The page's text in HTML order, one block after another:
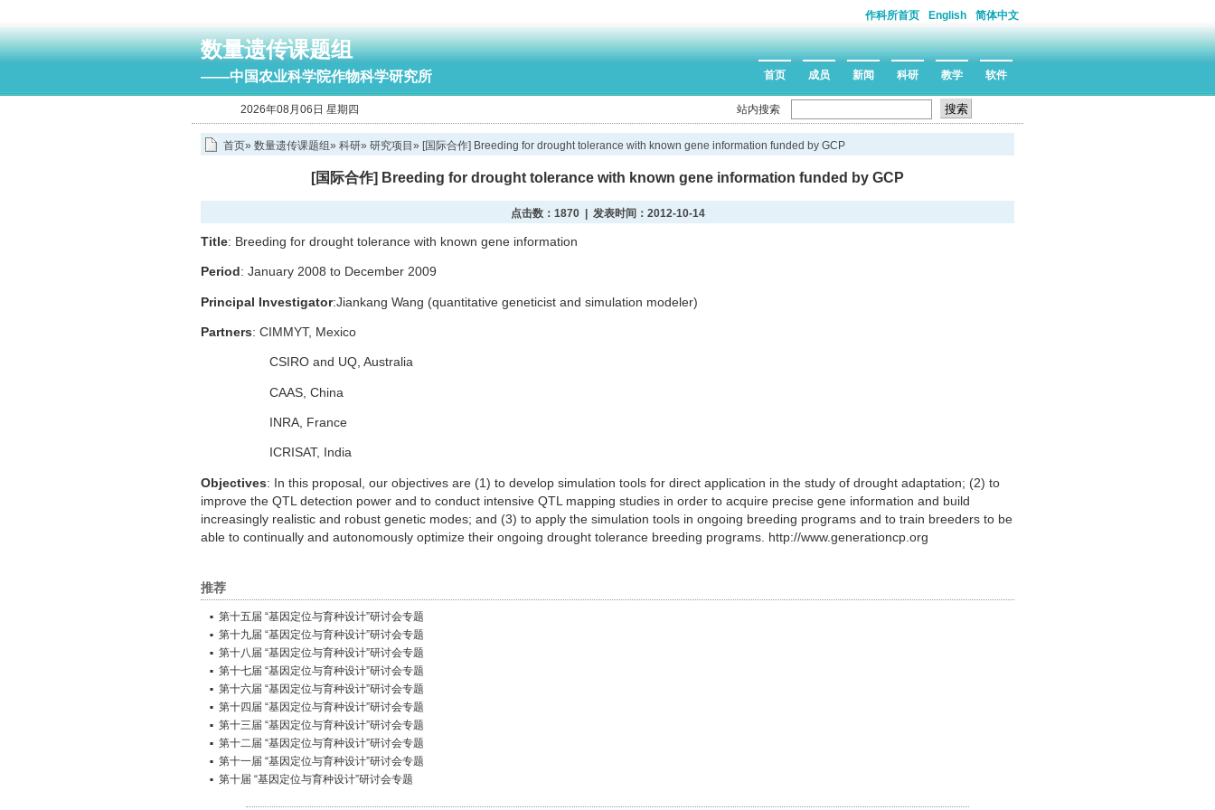
作科所首页 English 简体中文
数量遗传课题组
——中国农业科学院作物科学研究所 首页 成员 新闻 科研 教学 软件
2026年08月06日 星期四 站内搜索
首页» 数量遗传课题组» 科研» 研究项目 » [国际合作] Breeding for drought tolerance with known gene information funded by GCP
[国际合作] Breeding for drought tolerance with known gene information funded by GCP
点击数： 1870 | 发表时间：2012-10-14
Title: Breeding for drought tolerance with known gene information
Period: January 2008 to December 2009
Principal Investigator:Jiankang Wang (quantitative geneticist and simulation modeler)
Partners: CIMMYT, Mexico
CSIRO and UQ, Australia
CAAS, China
INRA, France
ICRISAT, India
Objectives: In this proposal, our objectives are (1) to develop simulation tools for direct application in the study of drought adaptation; (2) to
improve the QTL detection power and to conduct intensive QTL mapping studies in order to acquire precise gene information and build
increasingly realistic and robust genetic modes; and (3) to apply the simulation tools in ongoing breeding programs and to train breeders to be
able to continually and autonomously optimize their ongoing drought tolerance breeding programs. http://www.generationcp.org
推荐
第十五届 “基因定位与育种设计”研讨会专题
第十九届 “基因定位与育种设计”研讨会专题
第十八届 “基因定位与育种设计”研讨会专题
第十七届 “基因定位与育种设计”研讨会专题
第十六届 “基因定位与育种设计”研讨会专题
第十四届 “基因定位与育种设计”研讨会专题
第十三届 “基因定位与育种设计”研讨会专题
第十二届 “基因定位与育种设计”研讨会专题
第十一届 “基因定位与育种设计”研讨会专题
第十届 “基因定位与育种设计”研讨会专题